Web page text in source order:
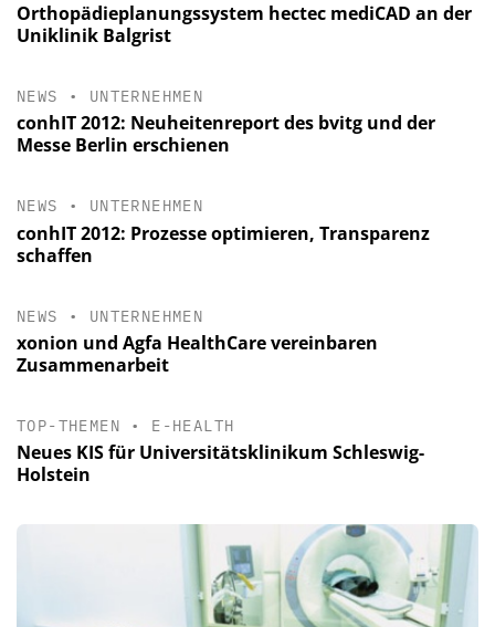
Orthopädieplanungssystem hectec mediCAD an der
Uniklinik Balgrist
NEWS • UNTERNEHMEN
conhIT 2012: Neuheitenreport des bvitg und der
Messe Berlin erschienen
NEWS • UNTERNEHMEN
conhIT 2012: Prozesse optimieren, Transparenz
schaffen
NEWS • UNTERNEHMEN
xonion und Agfa HealthCare vereinbaren
Zusammenarbeit
TOP-THEMEN • E-HEALTH
Neues KIS für Universitätsklinikum Schleswig-
Holstein